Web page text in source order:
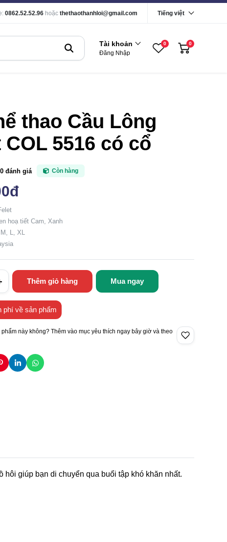
0862.52.52.96 hoặc thethaothanhloi@gmail.com Tiếng việt
Tài khoản
Đăng Nhập
0 0
thao Cầu Lông
COL 5516 có cổ
0 đánh giá Còn hàng
hoạ tiết Cam, Xanh
L, XL
Thêm giỏ hàng Mua ngay
phí về sản phẩm
phẩm này không? Thêm vào mục yêu thích ngay bây giờ và theo
giúp bạn di chuyển qua buổi tập khó khăn nhất.